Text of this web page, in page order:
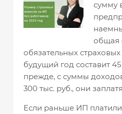
сумму
общая
обязательных
будущий год составит
прежде, с суммы
300 тыс. руб., они
Если раньше ИП